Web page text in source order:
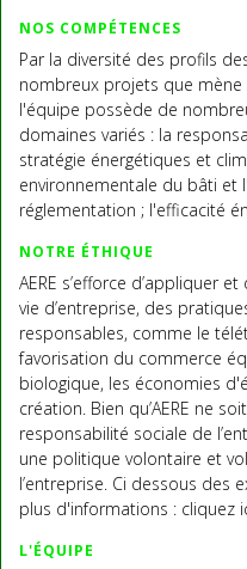
NOS COMPÉTENCES
Par la diversité des profils
nombreux projets que mène
l'équipe possède de
domaines variés : la
stratégie énergétiques et
environnementale du bâti et
réglementation ; l'efficacité
NOTRE ÉTHIQUE
AERE s’efforce d’appliquer
vie d’entreprise, des
responsables, comme le
favorisation du commerce
biologique, les économies
création. Bien qu’AERE ne
responsabilité sociale de
une politique volontaire et
l’entreprise. Ci dessous des
plus d'informations : cliquez
L'ÉQUIPE